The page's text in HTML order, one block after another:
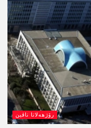
رۆژھەلاتا ناڤین